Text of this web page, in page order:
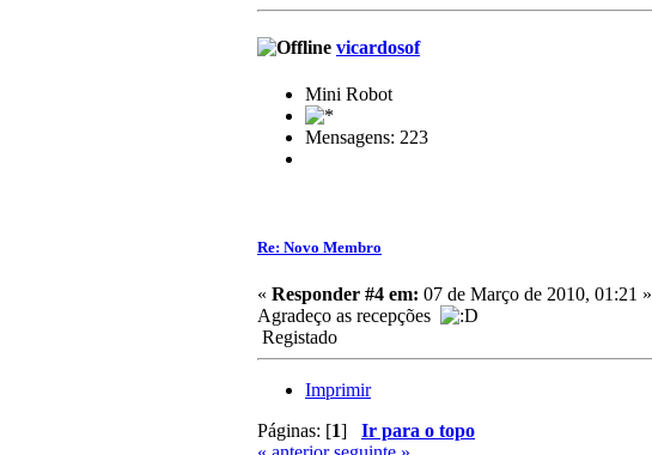
vicardosof
Mini Robot
Mensagens: 223
Re: Novo Membro
« Responder #4 em: 07 de Março de 2010, 01:21 »
Agradeço as recepções
Registado
Imprimir
Páginas: [1] Ir para o topo